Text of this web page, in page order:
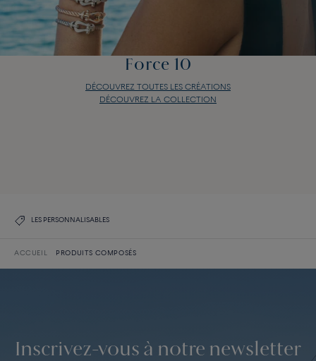
Force 10
DÉCOUVREZ TOUTES LES CRÉATIONS
DÉCOUVREZ LA COLLECTION
LES PERSONNALISABLES
ACCUEIL PRODUITS COMPOSÉS
Inscrivez-vous à notre newsletter